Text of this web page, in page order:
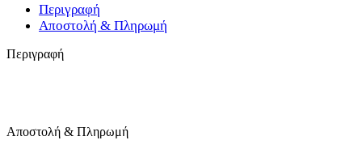
Μετρητές
Κιλοβατοωρόμετρα
Τζάκια – Προτζέκτορας
Περιγραφή
Αποστολή & Πληρωμή
Περιγραφή
Αποστολή & Πληρωμή